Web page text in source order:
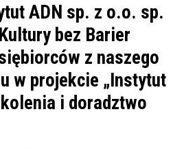
ADN sp. z o.o. sp.
bez Barier
z naszego
w projekcie „Instytut
i doradztwo